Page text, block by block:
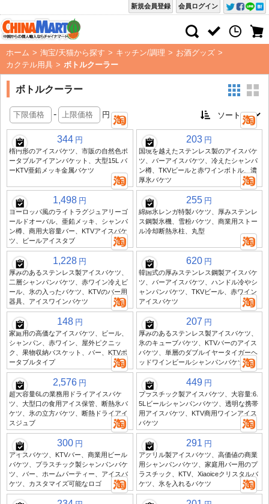
会員ログイン
新規会員登録
ホーム > 淘宝/天猫から探す > キッチン/調理 > お酒グッズ >
カクテル用具 > ボトルクーラー
ボトルクーラー
- 円
344 円
楕円形のアイスバケツ、市販の自然色ポ
ータブルアイアンバケット、大型15L バ
ーKTV亜鉛メッキ金属バケツ
203 円
国境を越えたステンレス製のアイスバケ
ツ、バーアイスバケツ、冷えたシャンパ
ン樽、TKVビールと赤ワインボトル、濃
厚氷バケツ
1,498 円
ヨーロッパ風のライトラグジュアリーゴ
ールドオーバル、亜鉛メッキ、シャンパ
ン樽、商用大容量バー、KTVアイスバケ
ツ、ビールアイスタブ
255 円
綿綿氷レンガ特製バケツ、厚みステンレ
ス鋼製氷機、雪粉バケツ、商業用ストー
ル冷却断熱氷柱、丸型
1,228 円
厚みのあるステンレス製アイスバケツ、
二層シャンパンバケツ、赤ワイン冷えビ
ール、氷の入ったバケツ、KTVのバー用
器具、アイスワインバケツ
620 円
韓国式の厚みステンレス鋼製アイスバケ
ツ、バーアイスバケツ、ハンドル冷やシ
ャンパンバケツ、TKVビール、赤ワイン
アイスバケツ
148 円
家庭用の高価なアイスバケツ、ビール、
シャンパン、赤ワイン、屋外ピクニッ
ク、果物収納バスケット、バー、KTVポ
ータブルタイプ
207 円
厚みのあるステンレス製アイスバケツ、
氷のキューブバケツ、KTVバーのアイス
バケツ、単層のダブルイヤータイガーヘ
ッドワインビールシャンパンバケツ
2,576 円
超大容量6Lの業務用ドライアイスバケ
ツ、大型口の食用アイス保管、断熱氷バ
ケツ、氷の立方バケツ、断熱ドライアイ
スジュブ
449 円
プラスチック製アイスバケツ、大容量:6.
5Lビールシャンパンバケツ、透明な携帯
用アイスバケツ、KTV商用ワインアイス
バケツ
300 円
アイスバケツ、KTVバー、商業用ビール
バケツ、プラスチック製シャンパンバケ
ツ、バー、ホームパーティー、アイスバ
ケツ、カスタマイズ可能なロゴ
291 円
アクリル製アイスバケツ、高価値の商業
用シャンパンバケツ、家庭用バー用のプ
ラスチック、KTV、Xiaoiceクリスタルバ
ケツ、氷を入れるバケツ